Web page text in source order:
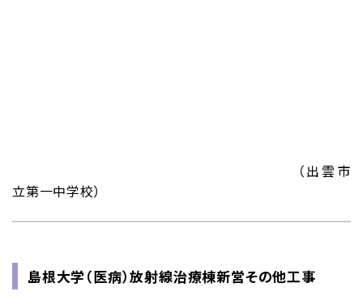
（出雲市
立第一中学校）
島根大学（医病）放射線治療棟新営その他工事